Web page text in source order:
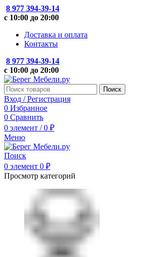
8 977 394-39-14
с 10:00 до 20:00
Доставка и оплата
Контакты
8 977 394-39-14
с 10:00 до 20:00
Поиск
Вход / Регистрация
0 Избранное
0 Сравнить
0 элемент / 0 ₽
Меню
Поиск
0 элемент 0 ₽
Просмотр категорий